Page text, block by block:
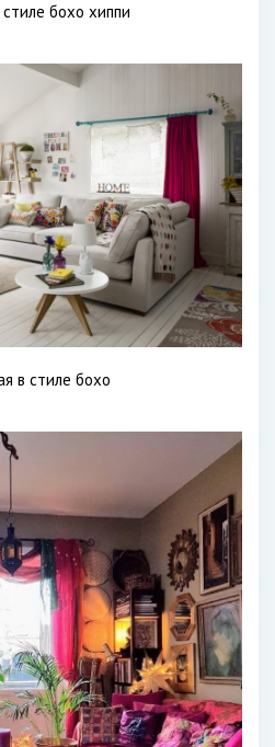
бохо хиппи
в стиле бохо